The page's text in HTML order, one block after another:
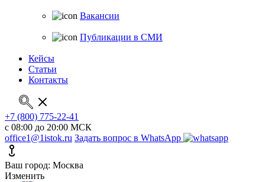
Вакансии
Публикации в СМИ
Кейсы
Статьи
Контакты
+7 (800) 775-22-41
с 08:00 до 20:00 МСК
office1@1istok.ru Задать вопрос в WhatsApp
Ваш город: Москва
Изменить